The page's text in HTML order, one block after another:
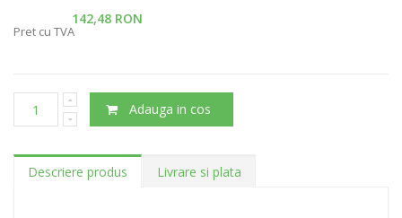
142,48 RON
Pret cu TVA
Adauga in cos
Descriere produs Livrare si plata